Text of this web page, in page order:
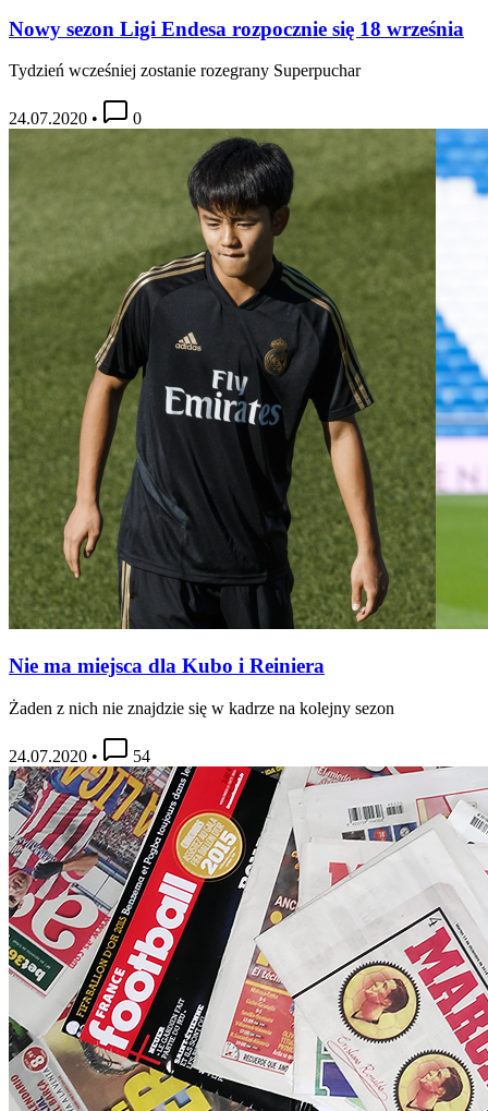
Nowy sezon Ligi Endesa rozpocznie się 18 września
Tydzień wcześniej zostanie rozegrany Superpuchar
24.07.2020 • 0
Nie ma miejsca dla Kubo i Reiniera
Żaden z nich nie znajdzie się w kadrze na kolejny sezon
24.07.2020 • 54